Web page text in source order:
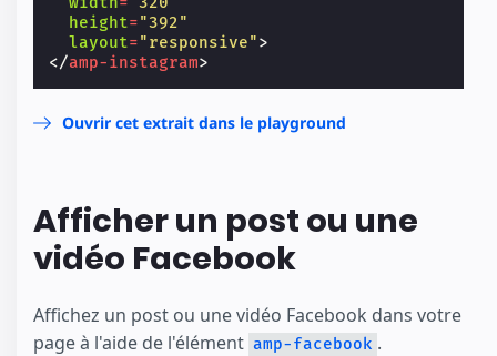
height="392"
layout="responsive">
</amp-instagram>
Ouvrir cet extrait dans le playground
Afficher un post ou une
vidéo Facebook
Affichez un post ou une vidéo Facebook dans votre
page à l'aide de l'élément amp-facebook .